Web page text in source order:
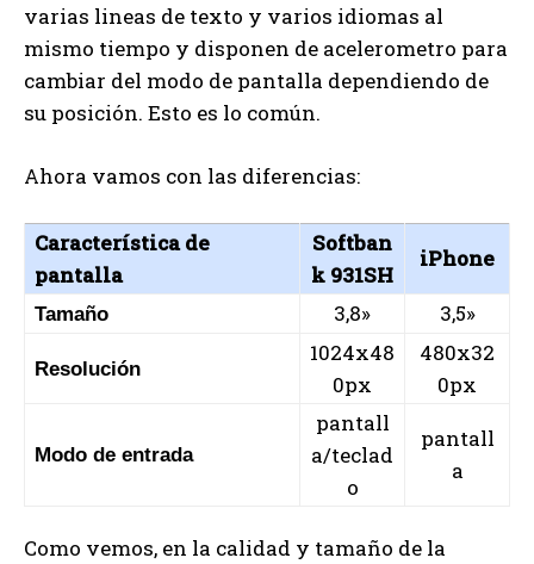
varias lineas de texto y varios idiomas al
mismo tiempo y disponen de acelerometro para
cambiar del modo de pantalla dependiendo de
su posición. Esto es lo común.
Ahora vamos con las diferencias:
Característica de
pantalla
Softban
k 931SH
iPhone
Tamaño 3,8» 3,5»
Resolución
1024x48
0px
480x32
0px
Modo de entrada
pantall
a/teclad
o
pantall
a
Como vemos, en la calidad y tamaño de la